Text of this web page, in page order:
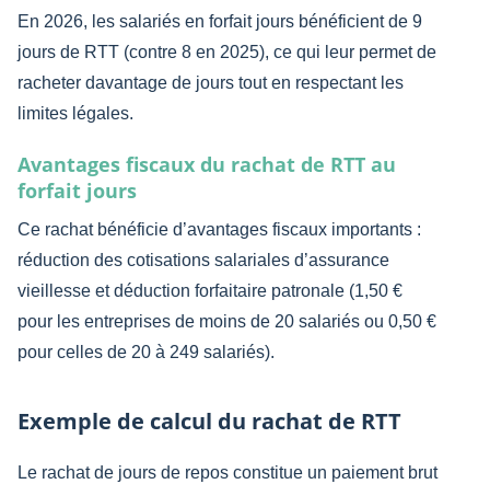
En 2026, les salariés en forfait jours bénéficient de 9
jours de RTT (contre 8 en 2025), ce qui leur permet de
racheter davantage de jours tout en respectant les
limites légales.
Avantages fiscaux du rachat de RTT au
forfait jours
Ce rachat bénéficie d’avantages fiscaux importants :
réduction des cotisations salariales d’assurance
vieillesse et déduction forfaitaire patronale (1,50 €
pour les entreprises de moins de 20 salariés ou 0,50 €
pour celles de 20 à 249 salariés).
Exemple de calcul du rachat de RTT
Le rachat de jours de repos constitue un paiement brut